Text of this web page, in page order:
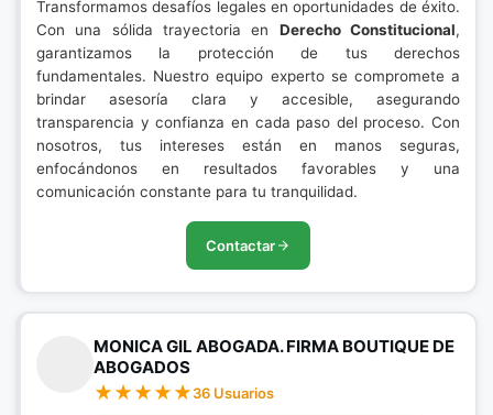
Transformamos desafíos legales en oportunidades de éxito.
Con una sólida trayectoria en Derecho Constitucional,
garantizamos la protección de tus derechos
fundamentales. Nuestro equipo experto se compromete a
brindar asesoría clara y accesible, asegurando
transparencia y confianza en cada paso del proceso. Con
nosotros, tus intereses están en manos seguras,
enfocándonos en resultados favorables y una
comunicación constante para tu tranquilidad.
Contactar
MONICA GIL ABOGADA. FIRMA BOUTIQUE DE
ABOGADOS
36 Usuarios